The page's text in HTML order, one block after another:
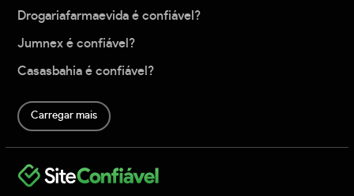
Drogariafarmaevida é confiável?
Jumnex é confiável?
Casasbahia é confiável?
Carregar mais